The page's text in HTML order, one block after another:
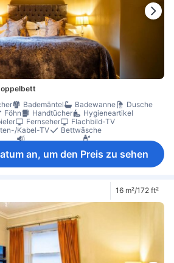
Bademäntel Badewanne
Dusche
Föhn Handtücher
Hygieneartikel
Fernseher
Flachbild-TV
Kabel-TV
Bettwäsche
Sitzecke
Teppichboden
an, um den Preis zu sehen
16 m²/172 ft²